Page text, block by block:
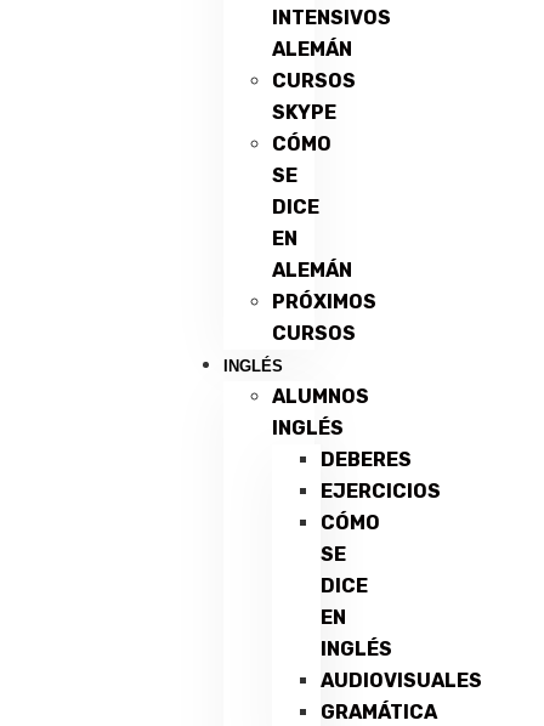
INTENSIVOS
ALEMÁN
CURSOS
SKYPE
CÓMO
SE
DICE
EN
ALEMÁN
PRÓXIMOS
CURSOS
INGLÉS
ALUMNOS
INGLÉS
DEBERES
EJERCICIOS
CÓMO
SE
DICE
EN
INGLÉS
AUDIOVISUALES
GRAMÁTICA